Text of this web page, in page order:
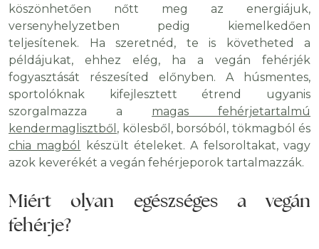
köszönhetően nőtt meg az energiájuk,
versenyhelyzetben pedig kiemelkedően
teljesítenek. Ha szeretnéd, te is követheted a
példájukat, ehhez elég, ha a vegán fehérjék
fogyasztását részesíted előnyben. A húsmentes,
sportolóknak kifejlesztett étrend ugyanis
szorgalmazza a magas fehérjetartalmú
kendermaglisztből , kölesből, borsóból, tökmagból és
chia magból
készült ételeket. A felsoroltakat, vagy
azok keverékét a vegán fehérjeporok tartalmazzák.
Miért olyan egészséges a vegán
fehérje?